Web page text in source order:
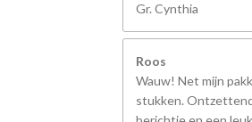
Gr. Cynthia
Roos
Wauw! Net mijn
stukken.